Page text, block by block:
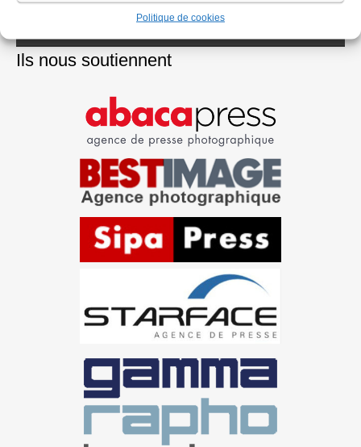
Politique de cookies
Ils nous soutiennent